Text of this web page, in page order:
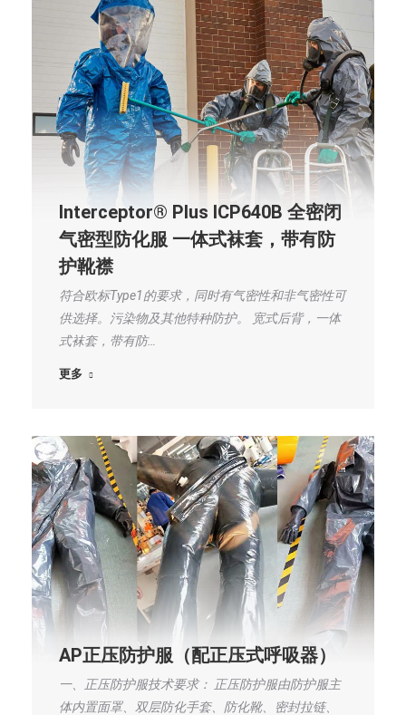
Interceptor® Plus ICP640B 全密闭
气密型防化服 一体式袜套，带有防
护靴襟
符合欧标Type1的要求，同时有气密性和非气密性可
供选择。污染物及其他特种防护。 宽式后背，一体
式袜套，带有防…
更多
AP正压防护服（配正压式呼吸器）
一、正压防护服技术要求： 正压防护服由防护服主
体内置面罩、双层防化手套、防化靴、密封拉链、